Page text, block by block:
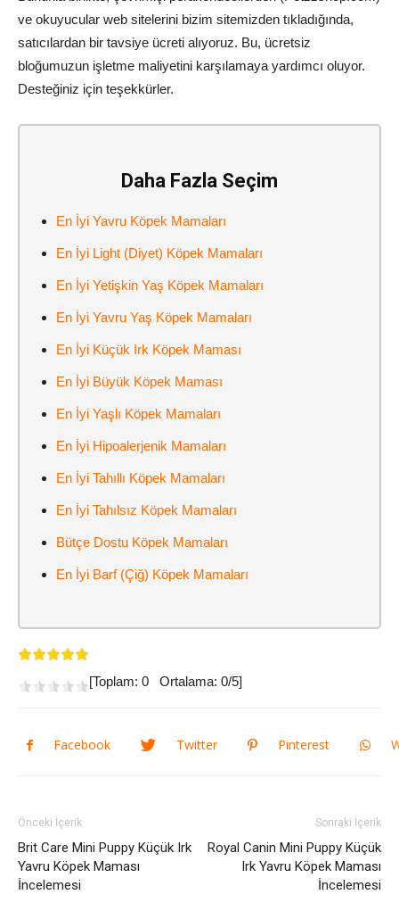
ve okuyucular web sitelerini bizim sitemizden tıkladığında,
satıcılardan bir tavsiye ücreti alıyoruz. Bu, ücretsiz
bloğumuzun işletme maliyetini karşılamaya yardımcı oluyor.
Desteğiniz için teşekkürler.
Daha Fazla Seçim
En İyi Yavru Köpek Mamaları
En İyi Light (Diyet) Köpek Mamaları
En İyi Yetişkin Yaş Köpek Mamaları
En İyi Yavru Yaş Köpek Mamaları
En İyi Küçük Irk Köpek Maması
En İyi Büyük Köpek Maması
En İyi Yaşlı Köpek Mamaları
En İyi Hipoalerjenik Mamaları
En İyi Tahıllı Köpek Mamaları
En İyi Tahılsız Köpek Mamaları
Bütçe Dostu Köpek Mamaları
En İyi Barf (Çiğ) Köpek Mamaları
[Toplam: 0 Ortalama: 0/5]
Facebook Twitter Pinterest
Önceki İçerik
Brit Care Mini Puppy Küçük Irk
Yavru Köpek Maması
İncelemesi
Sonraki İçerik
Royal Canin Mini Puppy Küçük
Irk Yavru Köpek Maması
İncelemesi